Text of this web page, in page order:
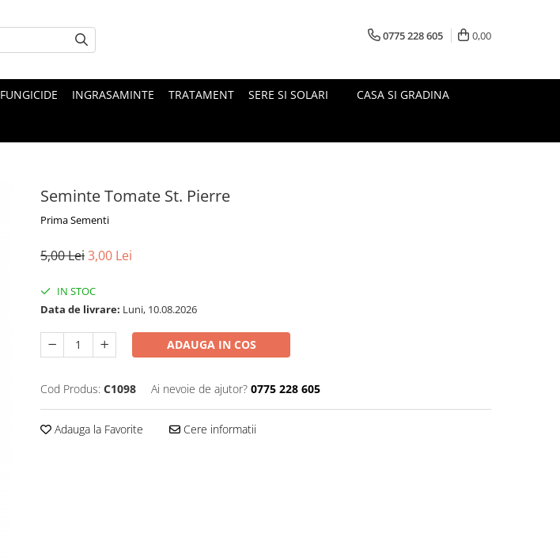
0775 228 605 0,00
FUNGICIDE INGRASAMINTE TRATAMENT SERE SI SOLARI CASA SI GRADINA
Seminte Tomate St. Pierre
Prima Sementi
5,00 Lei3,00 Lei
IN STOC
Data de livrare: Luni, 10.08.2026
ADAUGA IN COS
Cod Produs: C1098 Ai nevoie de ajutor? 0775 228 605
Adauga la Favorite Cere informatii